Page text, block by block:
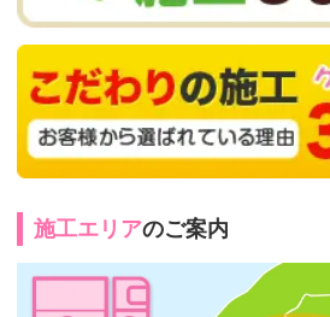
施工エリアのご案内